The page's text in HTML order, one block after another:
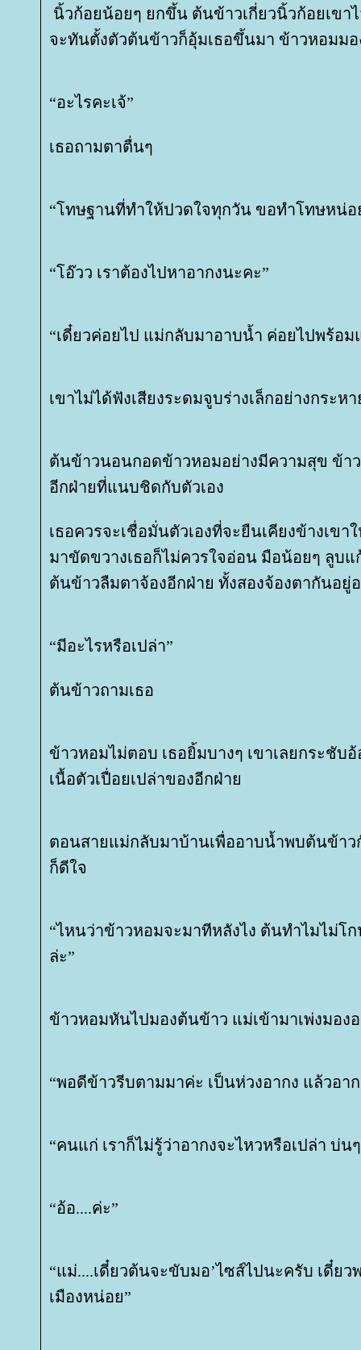
นิ้วก้อยน้อยๆ ยกขึ้น ต้นข้าวเกี่ยวนิ้วก้อยเขา
จะทันตั้งตัวต้นข้าวก็อุ้มเธอขึ้นมา ข้าวหอมมอ
“อะไรคะเจ้”
เธอถามตาตื่นๆ
“โทษฐานที่ทำให้ปวดใจทุกวัน ขอทำโทษหน่อ
“โอ๊วว เราต้องไปหาอากงนะคะ”
“เดี๋ยวค่อยไป แม่กลับมาอาบน้ำ ค่อยไปพร้อม
เขาไม่ได้ฟังเสียงระดมจูบร่างเล็กอย่างกระห
ต้นข้าวนอนกอดข้าวหอมอย่างมีความสุข ข้า
อีกฝ่ายที่แนบชิดกับตัวเอง
เธอควรจะเชื่อมั่นตัวเองที่จะยืนเคียงข้างเข
มาขัดขวางเธอก็ไม่ควรใจอ่อน มือน้อยๆ ลูบแ
ต้นข้าวลืมตาจ้องอีกฝ่าย ทั้งสองจ้องตากันอยู่
“มีอะไรหรือเปล่า”
ต้นข้าวถามเธอ
ข้าวหอมไม่ตอบ เธอยิ้มบางๆ เขาเลยกระชับ
เนื้อตัวเปื่อยเปล่าของอีกฝ่า
ตอนสายแม่กลับมาบ้านเพื่ออาบน้ำพบต้นข้า
ก็ดีใจ
“ไหนว่าข้าวหอมจะมาทีหลังไง ต้นทำไมไม่โ
ล่ะ”
ข้าวหอมหันไปมองต้นข้าว แม่เข้ามาเพ่งมอง
“พอดีข้าวรีบตามมาค่ะ เป็นห่วงอากง แล้วอาก
“คนแก่ เราก็ไม่รู้ว่าอากงจะไหวหรือเปล่า บ่น
“อ้อ....ค่ะ”
“แม่....เดี๋ยวต้นจะขับมอ’ไซส์ไปนะครับ เดี๋ย
เมืองหน่อย”